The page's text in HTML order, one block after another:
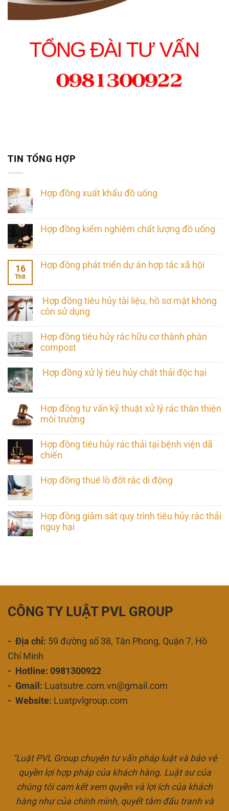
TIN TỔNG HỢP
Hợp đồng xuất khẩu đồ uống
Hợp đồng kiểm nghiệm chất lượng đồ uống
16
Th8
Hợp đồng phát triển dự án hợp tác xã hội
Hợp đồng tiêu hủy tài liệu, hồ sơ mật không
còn sử dụng
Hợp đồng tiêu hủy rác hữu cơ thành phân
compost
Hợp đồng xử lý tiêu hủy chất thải độc hại
Hợp đồng tư vấn kỹ thuật xử lý rác thân thiện
môi trường
Hợp đồng tiêu hủy rác thải tại bệnh viện dã
chiến
Hợp đồng thuê lò đốt rác di động
Hợp đồng giám sát quy trình tiêu hủy rác thải
nguy hại
CÔNG TY LUẬT PVL GROUP
- Địa chỉ: 59 đường số 38, Tân Phong, Quận 7, Hồ
Chí Minh
- Hotline: 0981300922
- Gmail: Luatsutre.com.vn@gmail.com
- Website: Luatpvlgroup.com
"Luật PVL Group chuyên tư vấn pháp luật và bảo vệ
quyền lợi hợp pháp của khách hàng. Luật sư của
chúng tôi cam kết xem quyền và lợi ích của khách
hàng như của chính mình, quyết tâm đấu tranh và